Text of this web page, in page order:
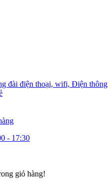
- 17:30
giỏ hàng!